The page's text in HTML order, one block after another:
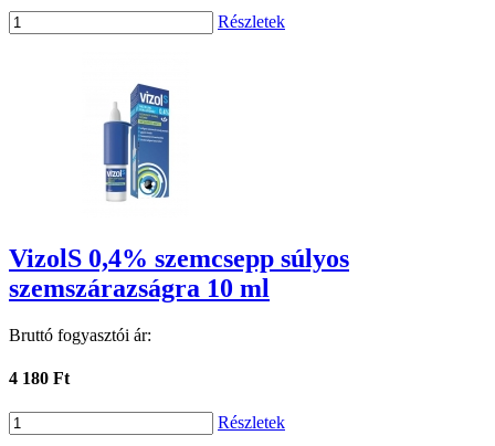
Részletek
VizolS 0,4% szemcsepp súlyos
szemszárazságra 10 ml
Bruttó fogyasztói ár:
4 180 Ft
Részletek